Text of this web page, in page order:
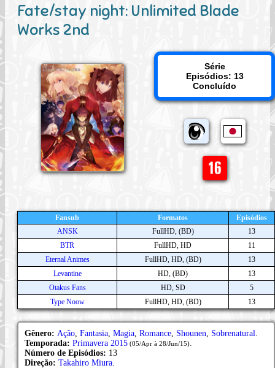
Fate/stay night: Unlimited Blade
Works 2nd
Série
Episódios: 13
Concluído
Fansub Formatos
Episódios
ANSK
FullHD, (BD)
13
BTR
FullHD, HD
11
Eternal Animes
FullHD, HD, (BD)
13
Levantine
HD, (BD)
13
Otakus Fans
HD, SD
5
Type Noow
FullHD, HD, (BD) 13
Gênero: Ação Fantasia Magia Romance Shounen Sobrenatural
Temporada: Primavera 2015 (05/Apr à 28/Jun/15)
Número de Episódios: 13
Direção: Takahiro Miura